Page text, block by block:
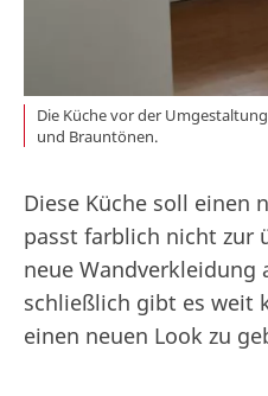
Die Küche vor der
und Brauntönen.
Diese Küche soll einen
passt farblich nicht zur
neue Wandverkleidung
schließlich gibt es weit
einen neuen Look zu